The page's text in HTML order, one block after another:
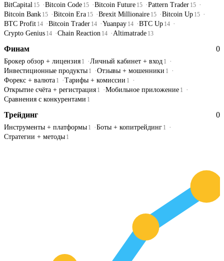
BitCapital 15 Bitcoin Code 15 Bitcoin Future 15 Pattern Trader 15
Bitcoin Bank 15 Bitcoin Era 15 Brexit Millionaire 15 Bitcoin Up 15
BTC Profit 14 Bitcoin Trader 14 Yuanpay 14 BTC Up 14
Crypto Genius 14 Chain Reaction 14 Altimatrade 13
Финам 0
Брокер обзор + лицензия 1 Личный кабинет + вход 1
Инвестиционные продукты 1 Отзывы + мошенники 1
Форекс + валюта 1 Тарифы + комиссии 1
Открытие счёта + регистрация 1 Мобильное приложение 1
Сравнения с конкурентами 1
Трейдинг 0
Инструменты + платформы 1 Боты + копитрейдинг 1
Стратегии + методы 1